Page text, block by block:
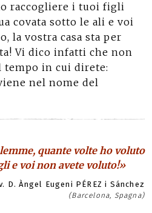
raccogliere i tuoi figli
covata sotto le ali e voi
la vostra casa sta per
Vi dico infatti che non
in cui direte:
nel nome del
quante volte ho voluto
e voi non avete voluto!»
D. Àngel Eugeni PÉREZ i Sánchez
(Barcelona, Spagna)